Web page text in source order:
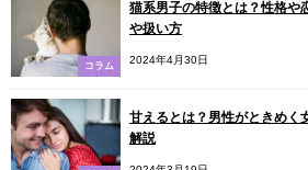
コラム
猫系男子の特徴とは？性格や
や扱い方
2024年4月30日
甘えるとは？男性がときめく
解説